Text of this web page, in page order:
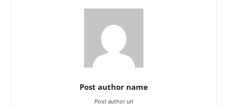
Post author name
Post author url